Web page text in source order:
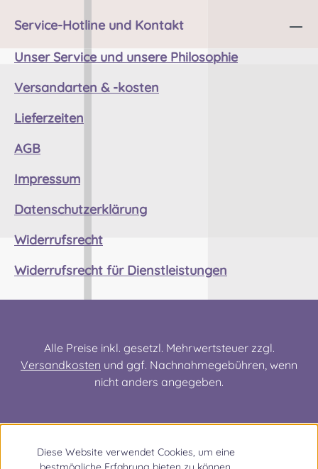
sales@thesgiandubhcompany.c
Nieswiec & Zeh Easy Piping &
Gabelsbergerstraße 27, 32425
kontakt@easypipinganddrummi
unsachgemäßen Gebrauch
Service-Hotline und Kontakt
Unser Service und unsere Philosophie
Versandarten & -kosten
Lieferzeiten
AGB
Impressum
Datenschutzerklärung
Widerrufsrecht
Widerrufsrecht für Dienstleistungen
Alle Preise inkl. gesetzl. Mehrwertsteuer zzgl.
Versandkosten und ggf. Nachnahmegebühren, wenn
nicht anders angegeben.
Diese Website verwendet Cookies, um eine